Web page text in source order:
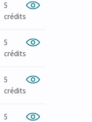
5
crédits
5
crédits
5
crédits
5